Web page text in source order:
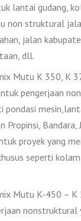
lantai gudang,
non struktural
jalan
dll.
Mutu K 350, K
pengerjaan
pondasi
Propinsi,
proyek yang
seperti
Mutu K-450 – K
nonstruktural